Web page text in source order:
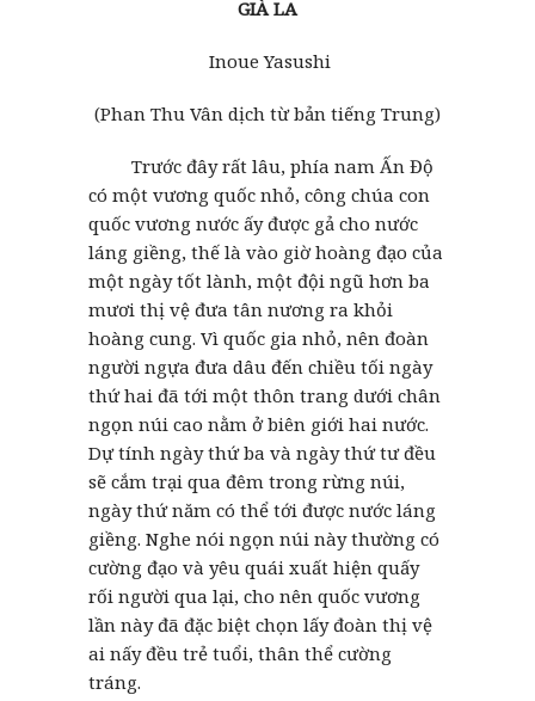
GIÀ LA
Inoue Yasushi
(Phan Thu Vân dịch từ bản tiếng Trung)
Trước đây rất lâu, phía nam Ấn Độ
có một vương quốc nhỏ, công chúa con
quốc vương nước ấy được gả cho nước
láng giềng, thế là vào giờ hoàng đạo của
một ngày tốt lành, một đội ngũ hơn ba
mươi thị vệ đưa tân nương ra khỏi
hoàng cung. Vì quốc gia nhỏ, nên đoàn
người ngựa đưa dâu đến chiều tối ngày
thứ hai đã tới một thôn trang dưới chân
ngọn núi cao nằm ở biên giới hai nước.
Dự tính ngày thứ ba và ngày thứ tư đều
sẽ cắm trại qua đêm trong rừng núi,
ngày thứ năm có thể tới được nước láng
giềng. Nghe nói ngọn núi này thường có
cường đạo và yêu quái xuất hiện quấy
rối người qua lại, cho nên quốc vương
lần này đã đặc biệt chọn lấy đoàn thị vệ
ai nấy đều trẻ tuổi, thân thể cường
tráng.